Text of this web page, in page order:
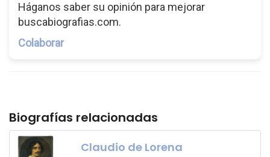
Háganos saber su opinión para mejorar
buscabiografias.com.
Colaborar
Biografías relacionadas
Claudio de Lorena